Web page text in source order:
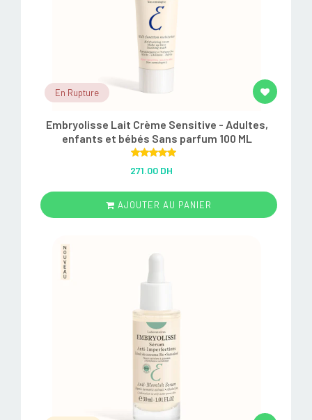
En Rupture
Embryolisse Lait Crème Sensitive - Adultes,
enfants et bébés Sans parfum 100 ML
out of 5
271.00 DH
AJOUTER AU PANIER